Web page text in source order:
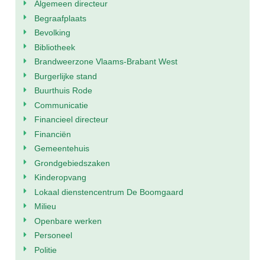
Algemeen directeur
Begraafplaats
Bevolking
Bibliotheek
Brandweerzone Vlaams-Brabant West
Burgerlijke stand
Buurthuis Rode
Communicatie
Financieel directeur
Financiën
Gemeentehuis
Grondgebiedszaken
Kinderopvang
Lokaal dienstencentrum De Boomgaard
Milieu
Openbare werken
Personeel
Politie